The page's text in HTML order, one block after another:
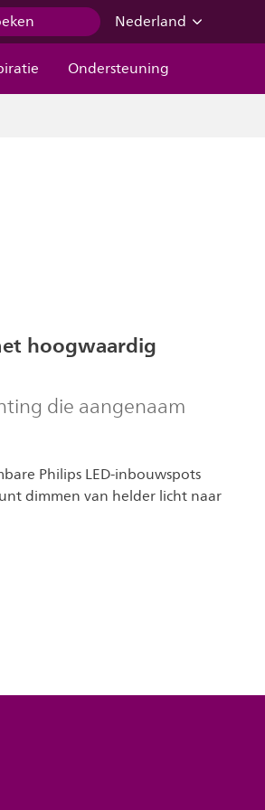
Nederland
Ondersteuning
hoogwaardig
die aangenaam
Philips LED-inbouwspots
dimmen van helder licht naar